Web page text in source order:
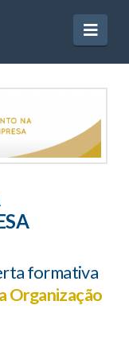
formativa
Organização